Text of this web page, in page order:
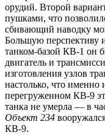
орудий. Второй
пушками, что
сбивающий наводку
Большую перспективу
танком-базой КВ-1 он
двигатель и
изготовления узлов
настолько, что именно
перегруженном КВ-9
танка не умерла — в
Объект 234
КВ-9.